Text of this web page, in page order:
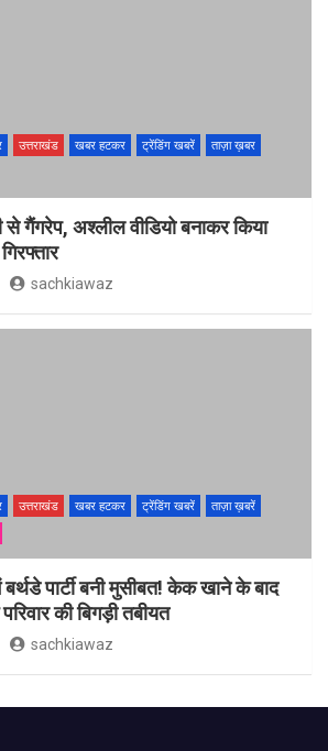
उत्तराखंड खबर हटकर ट्रेंडिंग खबरें
ताज़ा ख़बर
से गैंगरेप, अश्लील वीडियो बनाकर किया
sachkiawaz
उत्तराखंड खबर हटकर ट्रेंडिंग खबरें
ताज़ा ख़बरें
बर्थडे पार्टी बनी मुसीबत! केक खाने के बाद
की बिगड़ी तबीयत
sachkiawaz